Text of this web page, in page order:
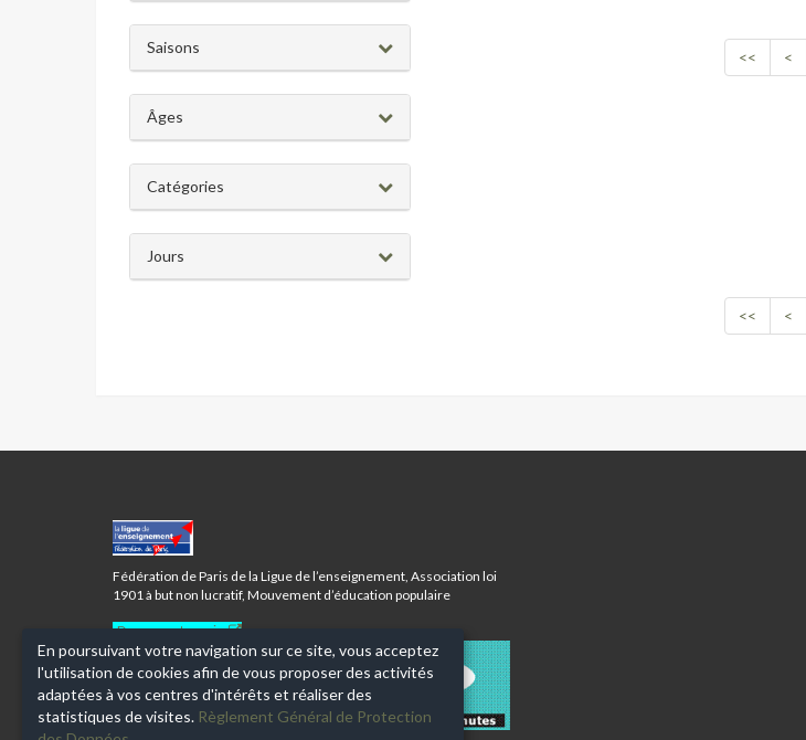
Saisons
Âges
Catégories
Jours
<< <
<< <
CENTRE
LOUIS
LUMIÈRE
-
20ÈME
Fédération de Paris de la Ligue de l’enseignement, Association loi
1901 à but non lucratif, Mouvement d’éducation populaire
Donnez votre avis
En poursuivant votre navigation sur ce site, vous acceptez
l'utilisation de cookies afin de vous proposer des activités
adaptées à vos centres d'intérêts et réaliser des
statistiques de visites. Règlement Général de Protection